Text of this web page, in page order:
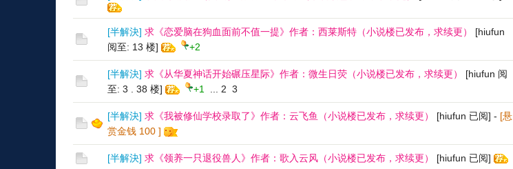
[半解決] 求《恋爱脑在狗血面前不值一提》作者：西莱斯特（小说楼已发布，求续更）
[hiufun
阅至: 13 楼]
+2
[半解決] 求《从华夏神话开始碾压星际》作者：微生日荧（小说楼已发布，求续更）
[hiufun 阅
至: 3 . 38 楼]
+1 2 3
[半解決] 求《我被修仙学校录取了》作者：云飞鱼（小说楼已发布，求续更） [hiufun 已阅] - [悬
赏金钱 100]
[半解決] 求《领养一只退役兽人》作者：歌入云风（小说楼已发布，求续更） [hiufun 已阅]